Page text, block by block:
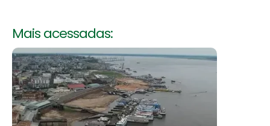
Mais acessadas: